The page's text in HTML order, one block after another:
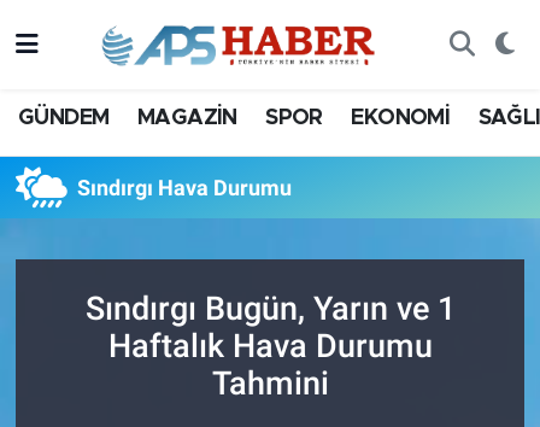
GÜNDEM MAGAZİN SPOR EKONOMİ
Sındırgı Hava Durumu
Sındırgı Bugün, Yarın ve 1
Haftalık Hava Durumu
Tahmini